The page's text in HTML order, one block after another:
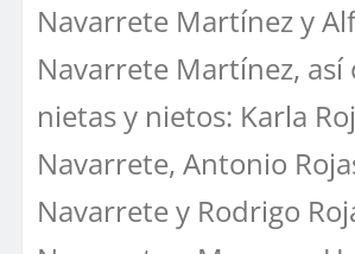
Navarrete Martínez y
Navarrete Martínez, así
nietas y nietos: Karla
Navarrete, Antonio
Navarrete y Rodrigo